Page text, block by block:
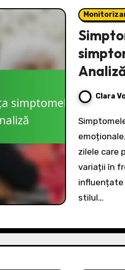
Clara
Simptomele PMS, care pot fi fizice sau
zilele care
variații în
influențate
stilul…